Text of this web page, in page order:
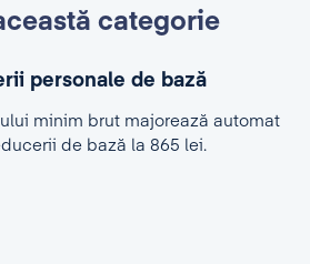
categorie
personale de bază
minim brut majorează automat
de bază la 865 lei.